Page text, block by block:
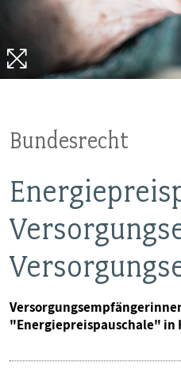
Bundesrecht
"Energiepreispauschale" in